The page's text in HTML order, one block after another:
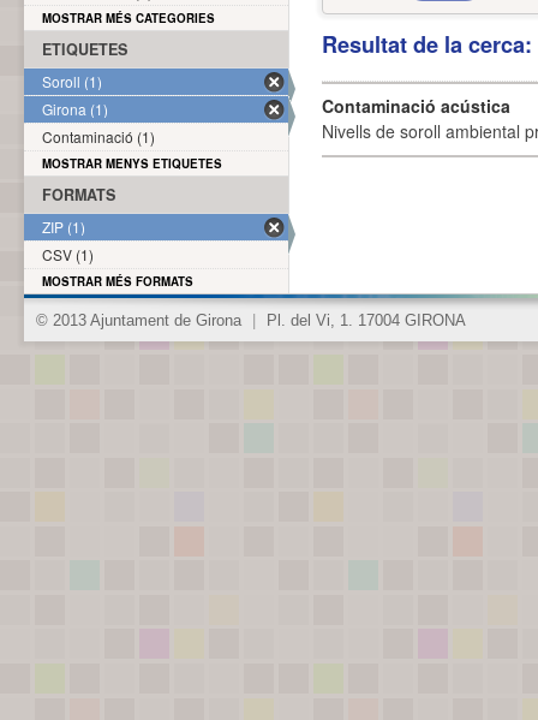
Resultat de la
Contaminació acústica
Nivells de soroll ambiental
MOSTRAR MÉS CATEGORIES
ETIQUETES
Soroll (1)
Girona (1)
Contaminació (1)
MOSTRAR MENYS ETIQUETES
FORMATS
ZIP (1)
CSV (1)
MOSTRAR MÉS FORMATS
© 2013 Ajuntament de Girona Pl. del Vi, 1. 17004 GIRONA